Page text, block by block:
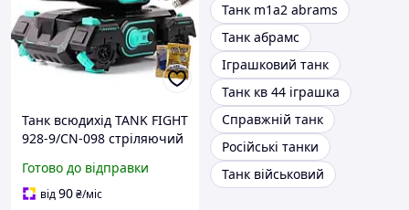
Танк всюдихід TANK FIGHT
928-9/CN-098 стріляючий
Готово до відправки
від90₴/міс
Танк m1a2 abrams
Танк абрамс
Іграшковий танк
Танк кв 44 іграшка
Справжній танк
Російські танки
Танк військовий